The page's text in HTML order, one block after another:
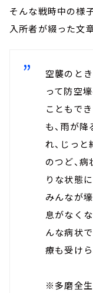
そんな戦時中の様
入所者が綴った文
空襲のと
って防空
こともで
も、雨が
れ、じっ
のつど、
りな状態
みんなが
息がなく
んな病状
療も受け
※多磨全生